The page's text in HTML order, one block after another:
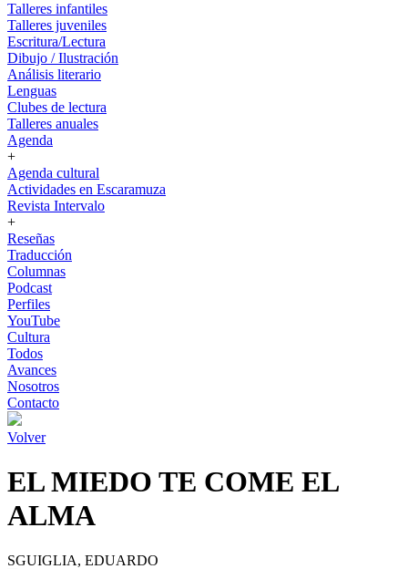
Talleres infantiles
Talleres juveniles
Escritura/Lectura
Dibujo / Ilustración
Análisis literario
Lenguas
Clubes de lectura
Talleres anuales
Agenda
+
Agenda cultural
Actividades en Escaramuza
Revista Intervalo
+
Reseñas
Traducción
Columnas
Podcast
Perfiles
YouTube
Cultura
Todos
Avances
Nosotros
Contacto
Volver
EL MIEDO TE COME EL
ALMA
SGUIGLIA, EDUARDO